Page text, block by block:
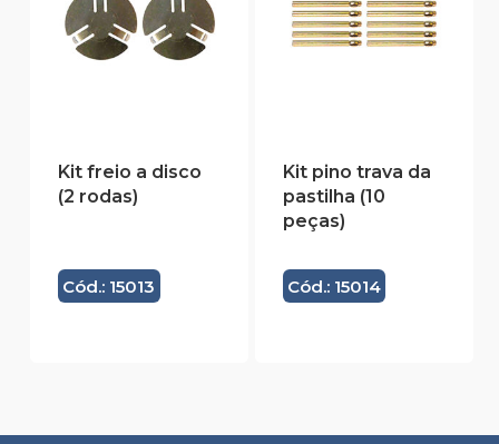
Kit freio a disco
(2 rodas)
Cód.: 15013
Kit pino trava da
pastilha (10
peças)
Cód.: 15014